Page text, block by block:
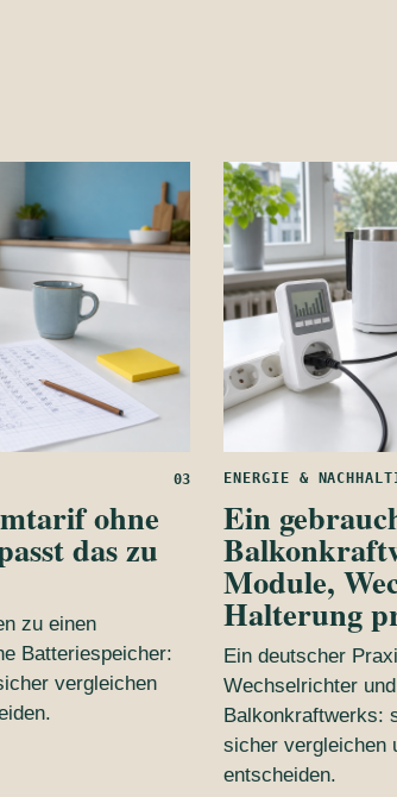
03
ohne
das zu
zu einen
Batteriespeicher:
vergleichen
ENERGIE &
Ein
Module,
Halterung
Ein deutscher
Wechselrichter
Balkonkraftwerks:
sicher vergleichen
entscheiden.